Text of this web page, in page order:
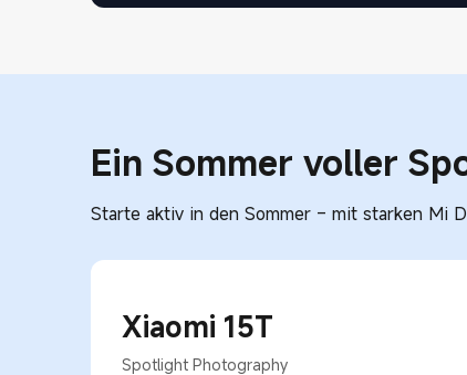
Ein Sommer voller
Starte aktiv in den Sommer – mit starken Mi
Xiaomi 15T
Spotlight Photography